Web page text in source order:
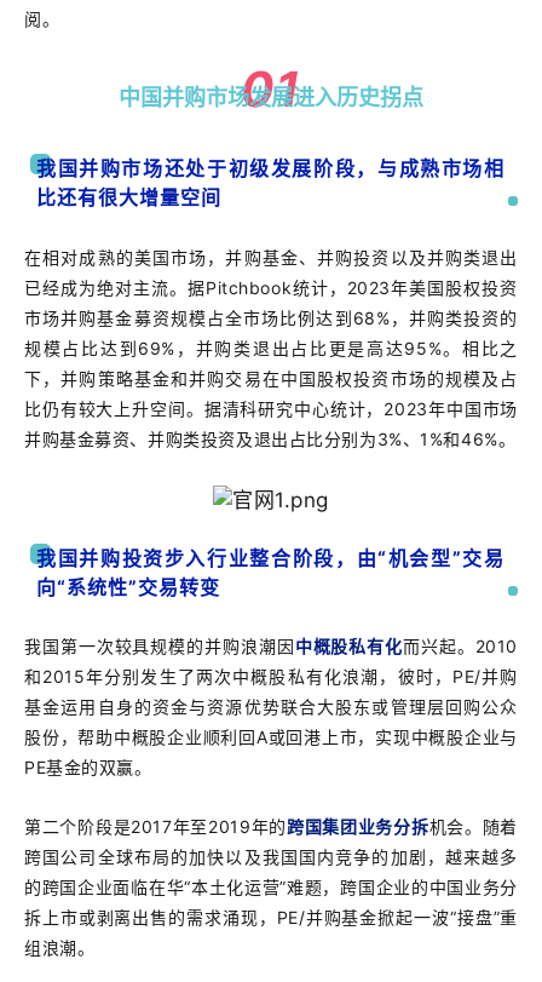
阅。
01
中国并购市场发展进入历史拐点
我国并购市场还处于初级发展阶段，与成熟市场相
比还有很大增量空间
在相对成熟的美国市场，并购基金、并购投资以及并购类退出
已经成为绝对主流。据Pitchbook统计，2023年美国股权投资
市场并购基金募资规模占全市场比例达到68%，并购类投资的
规模占比达到69%，并购类退出占比更是高达95%。相比之
下，并购策略基金和并购交易在中国股权投资市场的规模及占
比仍有较大上升空间。据清科研究中心统计，2023年中国市场
并购基金募资、并购类投资及退出占比分别为3%、1%和46%。
我国并购投资步入行业整合阶段，由“机会型”交易
向“系统性”交易转变
我国第一次较具规模的并购浪潮因中概股私有化而兴起。2010
和2015年分别发生了两次中概股私有化浪潮，彼时，PE/并购
基金运用自身的资金与资源优势联合大股东或管理层回购公众
股份，帮助中概股企业顺利回A或回港上市，实现中概股企业与
PE基金的双赢。
第二个阶段是2017年至2019年的跨国集团业务分拆机会。随着
跨国公司全球布局的加快以及我国国内竞争的加剧，越来越多
的跨国企业面临在华“本土化运营”难题，跨国企业的中国业务分
拆上市或剥离出售的需求涌现，PE/并购基金掀起一波“接盘”重
组浪潮。